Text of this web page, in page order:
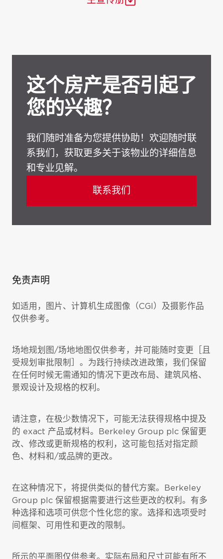
这个房产是否引起了
您的兴趣？
我们随时准备为您提供协助！欢迎随时联
系我们，获取更多关于该物业的详细信息
和专业见解。
联系我们
免责声明
如适用，图片、计算机生成图像（CGI）及摄影作品
仅供参考。
场地规划图/场地地图仅供参考，并可能随时变更［且
受规划审批限制］。为践行持续改进政策，我们保留
在任何时候无需通知的情况下更改布局、建筑风格、
景观设计及规格的权利。
请注意，在极少数情况下，可能无法获得规格中提及
的 exact 产品或材料。Berkeley Group plc 保留更
改、修改或更新规格的权利，这可能包括对指定颜
色、材料和/或品牌的更改。
在这种情况下，将提供类似的替代方案。Berkeley
Group plc 保留根据需要进行这些更改的权利。有多
种选择和选项可供您个性化您的家。选择和选项受时
间框架、可用性和更改的限制。
所示的平面图仅供参考。实际布局和尺寸可能有所不